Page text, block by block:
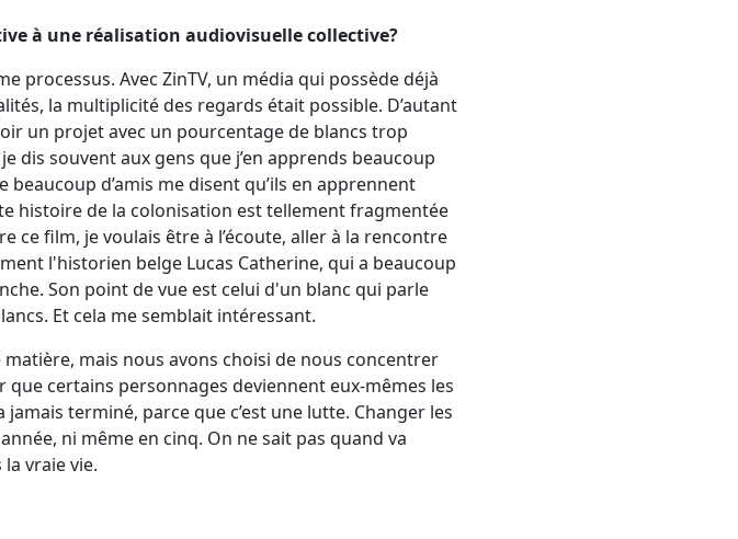
à une réalisation audiovisuelle collective?
processus. Avec ZinTV, un média qui possède déjà
la multiplicité des regards était possible. D’autant
un projet avec un pourcentage de blancs trop
dis souvent aux gens que j’en apprends beaucoup
d’amis me disent qu’ils en apprennent
histoire de la colonisation est tellement fragmentée
ce film, je voulais être à l’écoute, aller à la rencontre
l'historien belge Lucas Catherine, qui a beaucoup
Son point de vue est celui d'un blanc qui parle
Et cela me semblait intéressant.
matière, mais nous avons choisi de nous concentrer
certains personnages deviennent eux-mêmes les
terminé, parce que c’est une lutte. Changer les
ni même en cinq. On ne sait pas quand va
vraie vie.